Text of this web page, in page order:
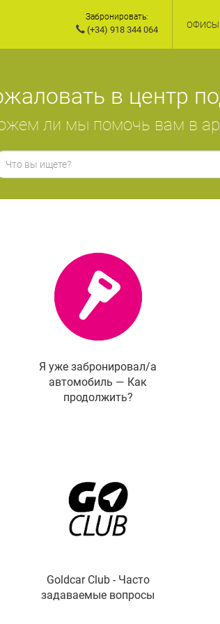
Забронировать:
(+34) 918 344 064 ОФИСЫ
в центр
ли мы помочь вам в
Я уже забронировал/а
автомобиль — Как
продолжить?
Goldcar Club - Часто
задаваемые вопросы